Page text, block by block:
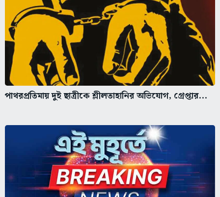
পাথরপ্রতিমায় দুই ছাত্রীকে শ্লীলতাহানির অভিযোগ, গ্রেপ্তার...